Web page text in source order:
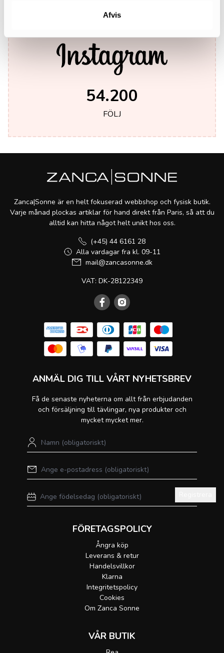
Afvis
54.200
FÖLJ
Zanca|Sonne är en helt fokuserad webbshop och fysisk butik.
Varje månad plockas artiklar för hand direkt från Paris, så att du
alltid kan hitta något helt unikt hos oss.
(+45) 44 6161 28
Alla vardagar fra kl. 09-11
mail@zancasonne.dk
VAT: DK-28122349
ANMÄL DIG TILL VÅRT NYHETSBREV
Få de senaste nyheterna om allt från erbjudanden
och försäljning till tävlingar, nya produkter och
mycket mycket mer.
FÖRETAGSPOLICY
Ångra köp
Leverans & retur
Handelsvillkor
Klarna
Integritetspolicy
Cookies
Om Zanca Sonne
VÅR BUTIK